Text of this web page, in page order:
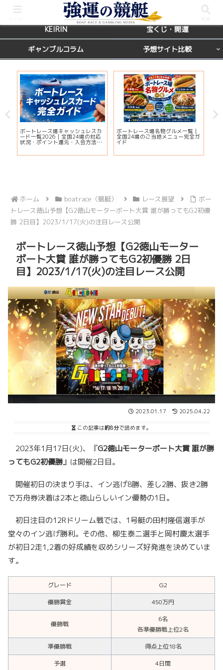
BOATRACE レース場ガイド
KEIRIN 宝くじ・開運
ギャンブルコラム 予想サイト比較
ボートレース場キャッシュレスカ
ード一覧2026｜全国24場の対応
状況・ポイント還元・入会方法ま
とめ
ボートレース場名物グルメ一覧｜
全国24場のご当地メニュー完全ガ
イド
ホーム boatrace（競艇） レース展望
ボー
トレース徳山予想【G2徳山モーターボート大賞 誰が勝ってもG2初優
勝 2日目】2023/1/17(火)の注目レース公開
ボートレース徳山予想【G2徳山モーター
ボート大賞 誰が勝ってもG2初優勝 2日
目】2023/1/17(火)の注目レース公開
2023.01.17 2025.04.22
この記事は約8分で読めます。
2023年1月17日(火)、『G2徳山モーターボート大賞 誰が勝
ってもG2初優勝』は開催2日目。
開催初日の決まり手は、イン逃げ8勝、差し2勝、抜き2勝
で万舟券決着は2本と徳山らしいイン優勢の1日。
初日注目の12Rドリーム戦では、1号艇の田村隆信選手が
堂々のイン逃げ勝利。その他、柳生泰二選手と岡村慶太選手
が初日2走1,2着の好成績を収めシリーズ好発進を決めていま
す。
グレード
G2
優勝賞金
450万円
優勝戦
6名
各準優勝戦上位2名
準優勝戦
得点上位18名
予選
4日間